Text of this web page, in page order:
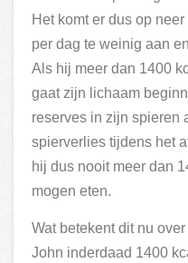
Het komt er dus op
per dag te weinig aan
Als hij meer dan 1400
gaat zijn lichaam
reserves in zijn spieren
spierverlies tijdens het
hij dus nooit meer dan
mogen eten.
Wat betekent dit nu
John inderdaad 1400